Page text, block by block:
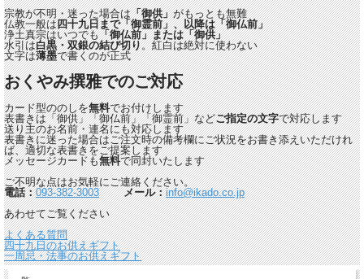
宗教が不明・迷った場合は「御供」がもっとも無難
仏教一般は四十九日まで「御霊前」、以降は「御仏前」
浄土真宗はいつでも「御仏前」または「御供」
水引は白黒・双銀の結び切り。紅白は絶対に使わない
文字は薄墨で書くのが正式
おくやみ撰雅でのご対応
カード型ののしを無料でお付けします
表書きは「御供」「御仏前」「御霊前」などご指定の文字で対応します
送り主のお名前・連名にも対応します
表書きに迷った場合はご注文時の備考欄にご状況をお書き添えいただけれ
ば、適切な表書きをご提案します
メッセージカードも無料で同封いたします
ご不明な点はお気軽にご連絡ください。
電話：093-382-3003 メール：info@ikado.co.jp
あわせてご覧ください
よくある質問
四十九日のお供えギフト
一周忌・法事のお供えギフト